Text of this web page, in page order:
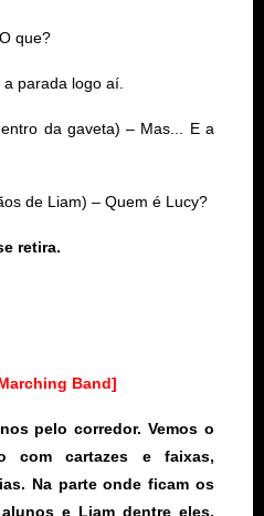
que?
parada logo aí.
da gaveta) – Mas... E a
de Liam) – Quem é Lucy?
retira.
Band]
pelo corredor. Vemos o
com cartazes e faixas,
Na parte onde ficam os
e Liam dentre eles.